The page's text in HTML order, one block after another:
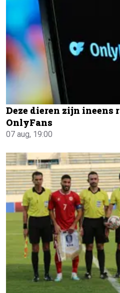
Deze dieren zijn ineens
OnlyFans
07 aug, 19:00